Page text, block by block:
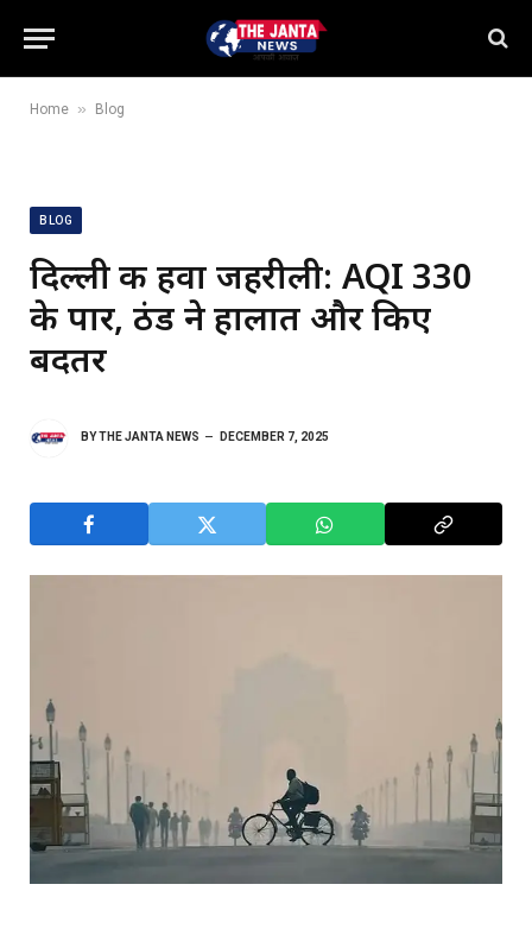
Home » Blog
BLOG
दिल्ली की हवा जहरीली: AQI 330
के पार, ठंड ने हालात और किए
बदतर
BYTHE JANTA NEWS DECEMBER 7, 2025